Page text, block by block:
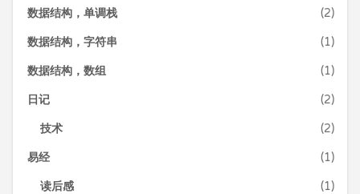
数据结构，单调栈 (2)
数据结构，字符串 (1)
数据结构，数组 (1)
日记 (2)
技术 (2)
易经 (1)
读后感 (1)